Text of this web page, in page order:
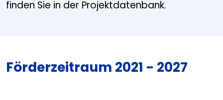
finden Sie in der Projektdatenbank.
Förderzeitraum 2021 - 2027